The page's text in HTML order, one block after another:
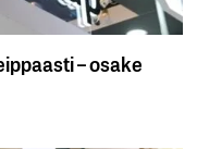
– osake